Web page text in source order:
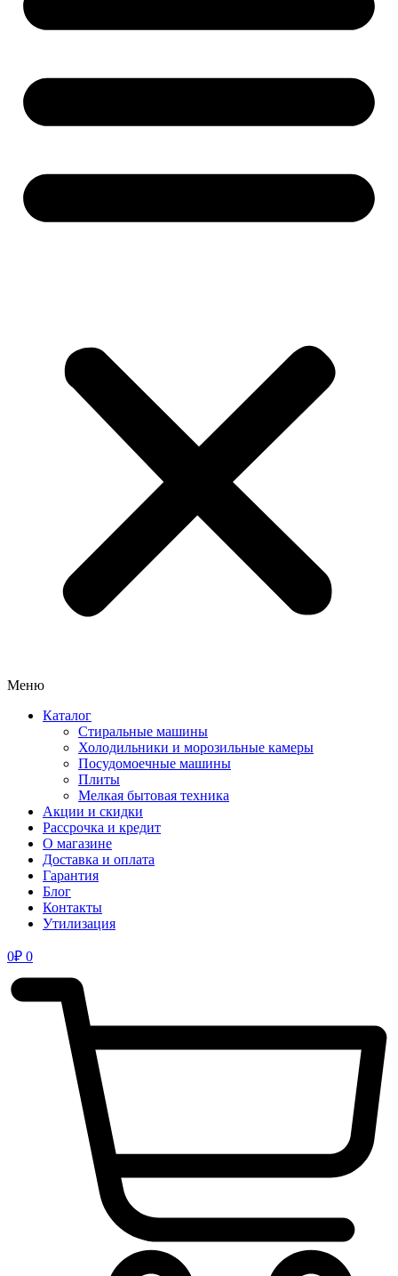
Меню
Каталог
Стиральные машины
Холодильники и морозильные камеры
Посудомоечные машины
Плиты
Мелкая бытовая техника
Акции и скидки
Рассрочка и кредит
О магазине
Доставка и оплата
Гарантия
Блог
Контакты
Утилизация
0₽ 0